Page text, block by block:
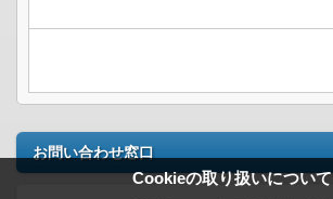
Cookieの取り扱いについて
お問い合わせ窓口